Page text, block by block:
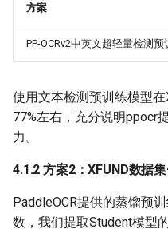
方案
PP-OCRv2中英文超轻量检测预
使用文本检测预训练模型
77%左右，充分说明ppocr
力。
4.1.2 方案2：XFUND数据
PaddleOCR提供的蒸馏预
数，我们提取Student模型